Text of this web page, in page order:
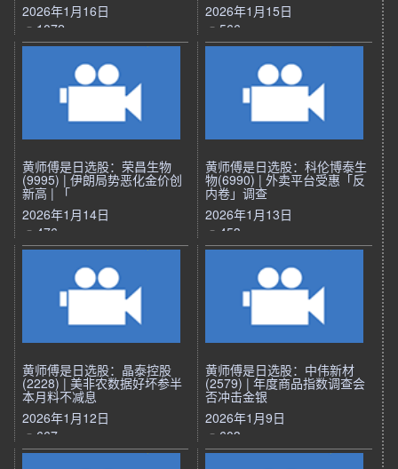
2026年1月16日
1072
2026年1月15日
566
黄师傅是日选股：荣昌生物
(9995) | 伊朗局势恶化金价创
新高 | 「
2026年1月14日
476
黄师傅是日选股：科伦博泰生
物(6990) | 外卖平台受惠「反
内卷」调查
2026年1月13日
453
黄师傅是日选股：晶泰控股
(2228) | 美非农数据好坏参半
本月料不减息
2026年1月12日
667
黄师傅是日选股：中伟新材
(2579) | 年度商品指数调查会
否冲击金银
2026年1月9日
603